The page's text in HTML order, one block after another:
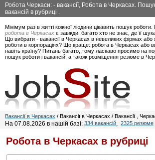
Робота Черкаси: - вакансії, Робота в Черкасах.
вакансій в рубриці .
Мінімум раз в житті кожної людини цікавить пошук
робота в Черкасах є завжди, багато хто не знає, де її
Що вибрати - вакансії в Черкасах в невеликих фірмах або
роботи в корпораціях? Що краще: робота в Черкасах або
навіть країну? Питань багато, тому ласкаво просимо на
пошук роботи і вакансій, а також розміщення резюме в
Вакансії в Черкасах / Вакансії в Черкасах / Вакансії ,
На 07.08.2026 в нашій базі: 334 вакансій, 2325 резюме
Робота в Черкасах в рубриці